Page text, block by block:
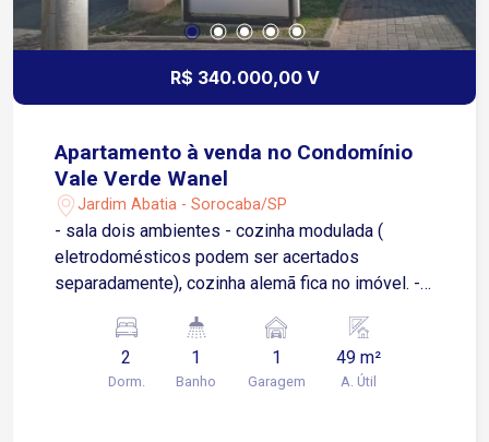
R$ 340.000,00 V
Apartamento à venda no Condomínio
Vale Verde Wanel
Jardim Abatia - Sorocaba/SP
- sala dois ambientes - cozinha modulada (
eletrodomésticos podem ser acertados
separadamente), cozinha alemã fica no imóvel. -
coberta O condomínio possuí área de lazer
completa, sendo: portaria 24 horas, 2 piscinas,
salão de festas, academia, playground, e
2
Dorm.
1
Banho
1
Garagem
49 m²
A. Útil